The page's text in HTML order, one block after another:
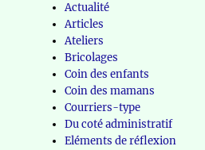
Actualité
Articles
Ateliers
Bricolages
Coin des enfants
Coin des mamans
Courriers-type
Du coté administratif
Eléments de réflexion